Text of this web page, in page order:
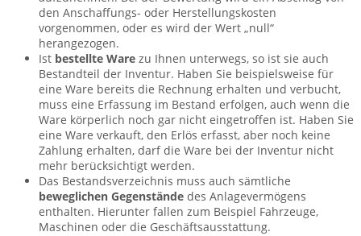
den Anschaffungs- oder Herstellungskosten
vorgenommen, oder es wird der Wert „null“
herangezogen.
Ist bestellte Ware zu Ihnen unterwegs, so ist sie auch
Bestandteil der Inventur. Haben Sie beispielsweise für
eine Ware bereits die Rechnung erhalten und verbucht,
muss eine Erfassung im Bestand erfolgen, auch wenn die
Ware körperlich noch gar nicht eingetroffen ist. Haben Sie
eine Ware verkauft, den Erlös erfasst, aber noch keine
Zahlung erhalten, darf die Ware bei der Inventur nicht
mehr berücksichtigt werden.
Das Bestandsverzeichnis muss auch sämtliche
beweglichen Gegenstände des Anlagevermögens
enthalten. Hierunter fallen zum Beispiel Fahrzeuge,
Maschinen oder die Geschäftsausstattung.